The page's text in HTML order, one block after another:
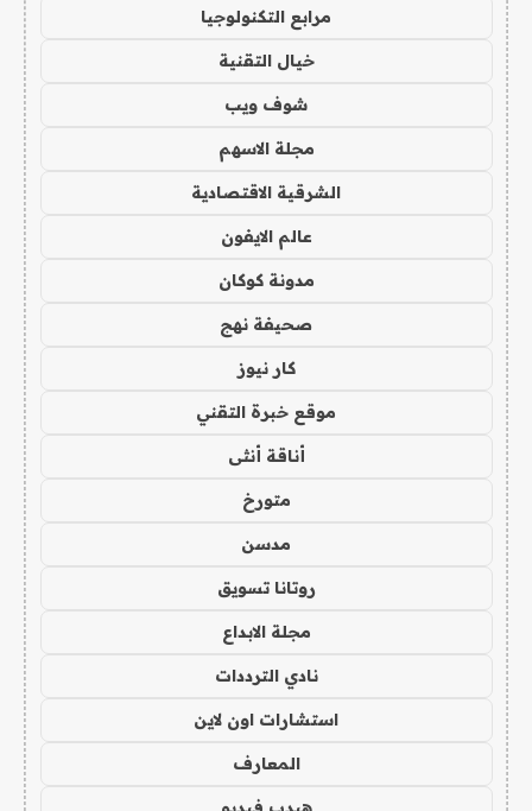
مرابع التكنولوجيا
خيال التقنية
شوف ويب
مجلة الاسهم
الشرقية الاقتصادية
عالم الايفون
مدونة كوكان
صحيفة نهج
كار نيوز
موقع خبرة التقني
أناقة أنثى
متورخ
مدسن
روتانا تسويق
مجلة الابداع
نادي الترددات
استشارات اون لاين
المعارف